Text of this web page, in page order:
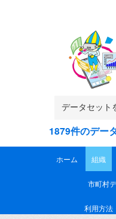
1879件のデー
ホーム 組織
市町村
利用方法